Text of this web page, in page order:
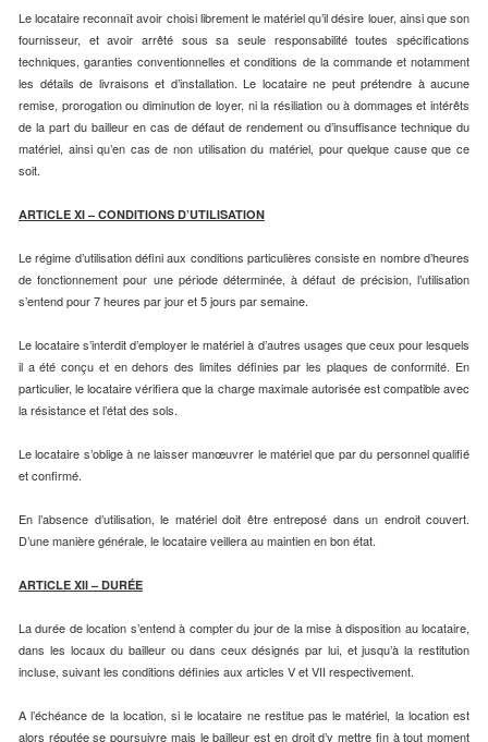
Le locataire reconnaît avoir choisi librement le matériel qu’il désire louer, ainsi que son
fournisseur, et avoir arrêté sous sa seule responsabilité toutes spécifications
techniques, garanties conventionnelles et conditions de la commande et notamment
les détails de livraisons et d’installation. Le locataire ne peut prétendre à aucune
remise, prorogation ou diminution de loyer, ni la résiliation ou à dommages et intérêts
de la part du bailleur en cas de défaut de rendement ou d’insuffisance technique du
matériel, ainsi qu’en cas de non utilisation du matériel, pour quelque cause que ce
soit.
ARTICLE XI – CONDITIONS D’UTILISATION
Le régime d’utilisation défini aux conditions particulières consiste en nombre d’heures
de fonctionnement pour une période déterminée, à défaut de précision, l’utilisation
s’entend pour 7 heures par jour et 5 jours par semaine.
Le locataire s’interdit d’employer le matériel à d’autres usages que ceux pour lesquels
il a été conçu et en dehors des limites définies par les plaques de conformité. En
particulier, le locataire vérifiera que la charge maximale autorisée est compatible avec
la résistance et l’état des sols.
Le locataire s’oblige à ne laisser manœuvrer le matériel que par du personnel qualifié
et confirmé.
En l’absence d’utilisation, le matériel doit être entreposé dans un endroit couvert.
D’une manière générale, le locataire veillera au maintien en bon état.
ARTICLE XII – DURÉE
La durée de location s’entend à compter du jour de la mise à disposition au locataire,
dans les locaux du bailleur ou dans ceux désignés par lui, et jusqu’à la restitution
incluse, suivant les conditions définies aux articles V et VII respectivement.
A l’échéance de la location, si le locataire ne restitue pas le matériel, la location est
alors réputée se poursuivre mais le bailleur est en droit d’y mettre fin à tout moment